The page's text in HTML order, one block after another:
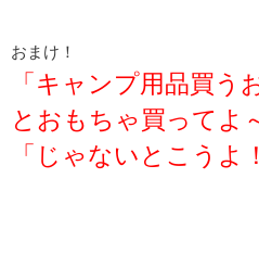
おまけ！
「キャンプ用品買う
とおもちゃ買ってよ
「じゃないとこうよ